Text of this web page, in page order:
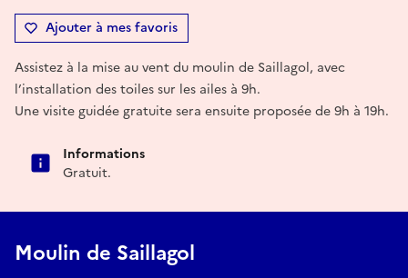
Ajouter à mes favoris
Assistez à la mise au vent du moulin de Saillagol, avec
l’installation des toiles sur les ailes à 9h.
Une visite guidée gratuite sera ensuite proposée de 9h à 19h.
Informations
Gratuit.
Moulin de Saillagol